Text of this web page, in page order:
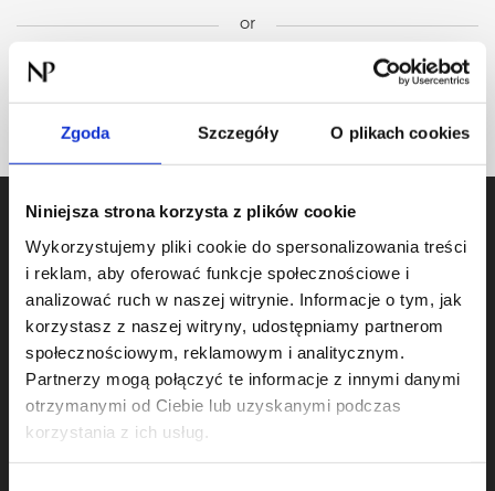
Zgoda Szczegóły O plikach cookies
Niniejsza strona korzysta z plików cookie
Wykorzystujemy pliki cookie do spersonalizowania treści
i reklam, aby oferować funkcje społecznościowe i
analizować ruch w naszej witrynie. Informacje o tym, jak
korzystasz z naszej witryny, udostępniamy partnerom
społecznościowym, reklamowym i analitycznym.
Partnerzy mogą połączyć te informacje z innymi danymi
otrzymanymi od Ciebie lub uzyskanymi podczas
korzystania z ich usług.
or
zasadach określonych w polityce prywatności.
Dane osobowe podane w formularzu przetwarzane są w celu
celach archiwalnych. Administrator danych osobowych: Norsa
Pharma Sp. z o.o. Szczegóły:
or
Produkty
Nukleotydy dietetyczne
Odporność
Tarczyca i układ hormonalny
Wątroba i metabolizm
Układ nerwowy